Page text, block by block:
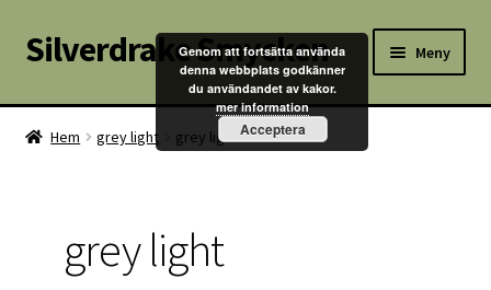
Hoppa
till
Hoppa
till
Silverdrake Smycken Meny
Hem
Hem grey light grey light
grey light
Genom att fortsätta använda
denna webbplats godkänner
du användandet av kakor.
mer information
Acceptera